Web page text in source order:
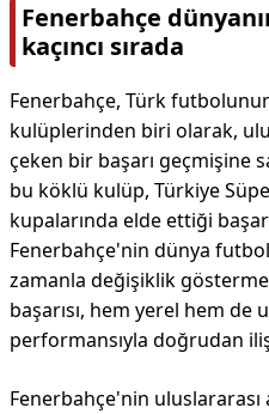
Fenerbahçe
kaçıncı sırada
Fenerbahçe, Türk
kulüplerinden biri olarak,
çeken bir başarı geçmişine
bu köklü kulüp, Türkiye
kupalarında elde ettiği
Fenerbahçe'nin dünya
zamanla değişiklik
başarısı, hem yerel hem de
performansıyla doğrudan
Fenerbahçe'nin